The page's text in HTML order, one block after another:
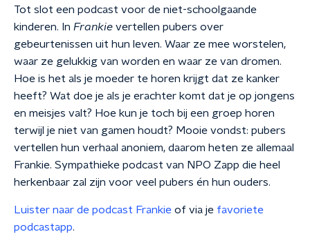
Tot slot een podcast voor de niet-schoolgaande
kinderen. In Frankie vertellen pubers over
gebeurtenissen uit hun leven. Waar ze mee worstelen,
waar ze gelukkig van worden en waar ze van dromen.
Hoe is het als je moeder te horen krijgt dat ze kanker
heeft? Wat doe je als je erachter komt dat je op jongens
en meisjes valt? Hoe kun je toch bij een groep horen
terwijl je niet van gamen houdt? Mooie vondst: pubers
vertellen hun verhaal anoniem, daarom heten ze allemaal
Frankie. Sympathieke podcast van NPO Zapp die heel
herkenbaar zal zijn voor veel pubers én hun ouders.
Luister naar de podcast Frankie of via je favoriete
podcastapp.